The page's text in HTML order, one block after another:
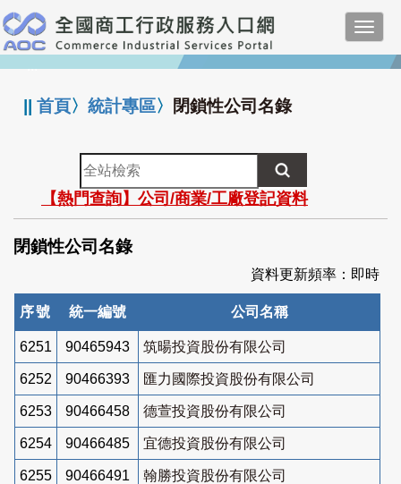
跳
到
主
要
:::
||首頁〉統計專區〉 閉鎖性公司名錄
全
站
檢
索
【熱門查詢】公司/商業/工廠登記資料
閉鎖性公司名錄
資料更新頻率：即時
序號 統一編號 公司名稱
6251 90465943 筑暘投資股份有限公司
6252 90466393 匯力國際投資股份有限公司
6253 90466458 德萱投資股份有限公司
6254 90466485 宜德投資股份有限公司
6255 90466491 翰勝投資股份有限公司